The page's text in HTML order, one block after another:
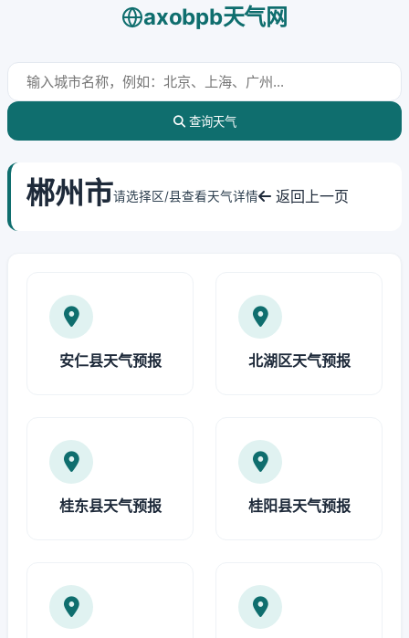
axobpb天气网
查询天气
郴州市请选择区/县查看天气详情 返回上一页
安仁县天气预报 北湖区天气预报
桂东县天气预报 桂阳县天气预报